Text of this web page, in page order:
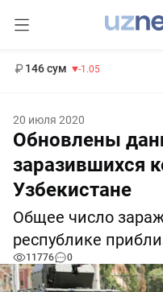
146 сум -1.05
20 июля 2020
Обновлены
заразившихся
Узбекистане
Общее число
республике
11776 0